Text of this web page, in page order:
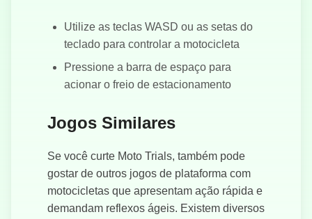
Utilize as teclas WASD ou as setas do
teclado para controlar a motocicleta
Pressione a barra de espaço para
acionar o freio de estacionamento
Jogos Similares
Se você curte Moto Trials, também pode
gostar de outros jogos de plataforma com
motocicletas que apresentam ação rápida e
demandam reflexos ágeis. Existem diversos